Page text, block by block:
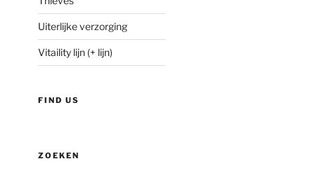
Uiterlijke verzorging
Vitaility lijn (+ lijn)
FIND US
ZOEKEN